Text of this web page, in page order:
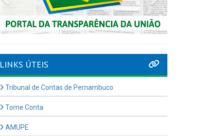
LINKS ÚTEIS
Tribunal de Contas de Pernambuco
Tome Conta
AMUPE